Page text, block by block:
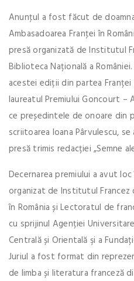
Anunţul a fost făcut de
Ambasadoarea Franţei în
presă organizată de Institutul
Biblioteca Națională a
acestei ediții din partea
laureatul Premiului Goncourt –
ce președintele de onoare din
scriitoarea Ioana Pârvulescu,
presă trimis redacției „Semne
Decernarea premiului a avut
organizat de Institutul Francez
în România și Lectoratul de
cu sprijinul Agenției
Centrală și Orientală şi a
Juriul a fost format din
de limba și literatura franceză